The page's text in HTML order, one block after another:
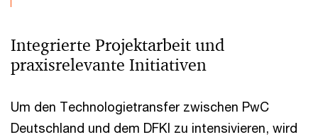
Integrierte Projektarbeit und
praxisrelevante Initiativen
Um den Technologietransfer zwischen PwC
Deutschland und dem DFKI zu intensivieren, wird